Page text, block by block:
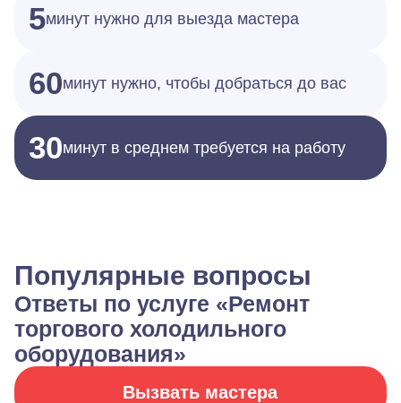
5минут нужно для выезда мастера
60минут нужно, чтобы добраться до вас
30минут в среднем требуется на работу
Популярные вопросы
Ответы по услуге «Ремонт
торгового холодильного
оборудования»
Вызвать мастера